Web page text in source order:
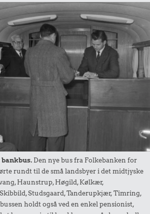
Den nye bus fra Folkebanken for
rundt til de små landsbyer i det midtjyske
Haunstrup, Høgild, Kølkær,
Studsgaard, Tanderupkjær, Timring,
holdt også ved en enkel pensionist,